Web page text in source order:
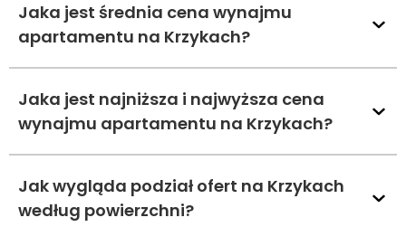
Jaka jest średnia cena wynajmu
apartamentu na Krzykach?
Jaka jest najniższa i najwyższa cena
wynajmu apartamentu na Krzykach?
Jak wygląda podział ofert na Krzykach
według powierzchni?